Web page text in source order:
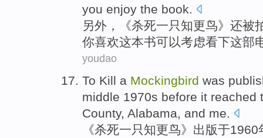
you enjoy the book.
另外，《杀死一只知更鸟》 还被
你喜欢这本书可以考虑看下这部
youdao
To Kill a Mockingbird was
middle 1970s before it reached
County, Alabama, and me.
《杀死一只 知更鸟》 出版于1960